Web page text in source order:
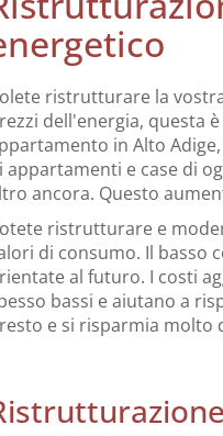
ristrutturare la
dell'energia, questa
in Alto
appartamenti e case di
ancora. Questo
ristrutturare e
di consumo. Il basso
al futuro. I costi
bassi e aiutano a
e si risparmia molto